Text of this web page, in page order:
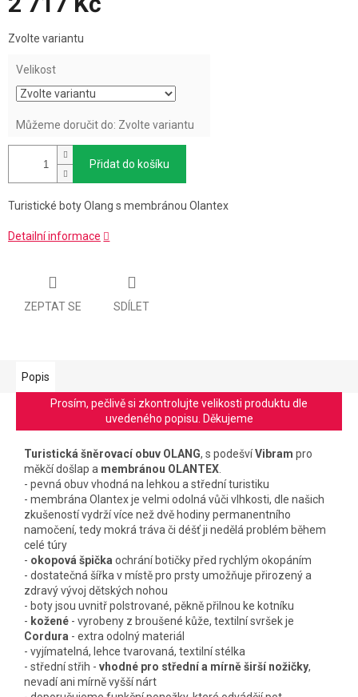
cena:
Zvolte variantu
Velikost
Můžeme doručit do: Zvolte variantu
Přidat do košíku
Turistické boty Olang s membránou Olantex
Detailní informace
ZEPTAT SE SDÍLET
Popis
Prosím, pečlivě si zkontrolujte velikosti produktu dle
uvedeného popisu. Děkujeme
Turistická šněrovací obuv OLANG, s podešvíVibram pro
měkčí došlap a membránou OLANTEX
- pevná obuv vhodná na lehkou a střední turistiku
- membrána Olantex je velmi odolná vůči vlhkosti, dle našich
zkušeností vydrží více než dvě hodiny permanentního
namočení, tedy mokrá tráva či déšť ji nedělá problém během
celé túry
- okopová špička ochrání botičky před rychlým okopáním
- dostatečná šířka v místě pro prstyumožňuje přirozený a
zdravý vývoj dětských nohou
- boty jsou uvnitř polstrované, pěkně přilnou ke kotníku
- kožené - vyrobeny z broušené kůže, textilní svršek je
Cordura - extra odolný materiál
- vyjímatelná, lehce tvarovaná, textilní stélka
- střední střih - vhodné pro střední a mírně širší nožičky,
nevadí ani mírně vyšší nárt